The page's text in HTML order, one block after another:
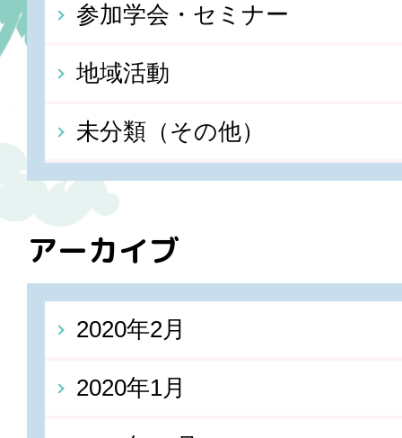
参加学会・セミナー
地域活動
未分類（その他）
アーカイブ
2020年2月
2020年1月